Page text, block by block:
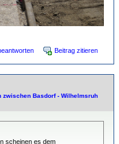
Beitrag zitieren
zwischen Basdorf - Wilhelmsruh
scheinen es dem